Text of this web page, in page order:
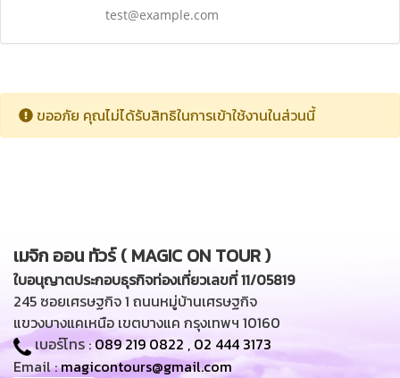
test@example.com
ขออภัย คุณไม่ได้รับสิทธิในการเข้าใช้งานในส่วนนี้
เมจิก ออน ทัวร์ ( MAGIC ON TOUR )
ใบอนุญาตประกอบธุรกิจท่องเที่ยวเลขที่ 11/05819
245 ซอยเศรษฐกิจ 1 ถนนหมู่บ้านเศรษฐกิจ
แขวงบางแคเหนือ เขตบางแค กรุงเทพฯ 10160
เบอร์โทร :089 219 0822 , 02 444 3173
Email :magicontours@gmail.com